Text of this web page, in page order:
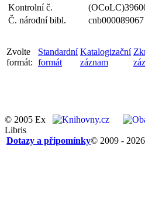
Kontrolní č.
Č. národní bibl.
cnb000089067
Zvolte
formát:
Standardní
formát
Katalogizační
záznam
© 2005 Ex
Libris
© 2009 -
Dotazy a připomínky